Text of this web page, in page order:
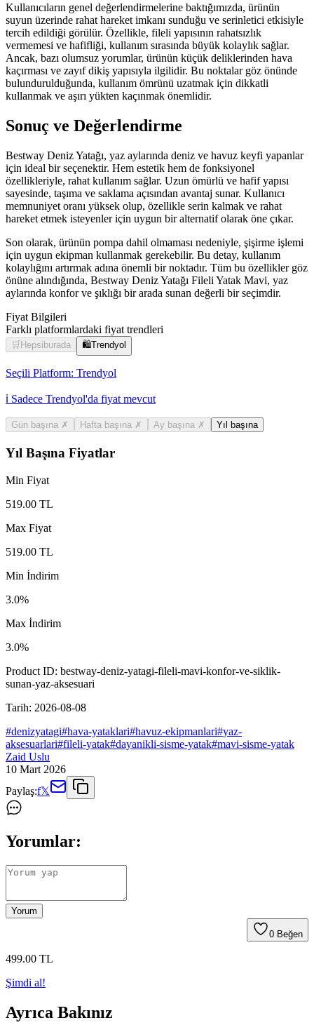
Kullanıcıların genel değerlendirmelerine baktığımızda, ürünün
suyun üzerinde rahat hareket imkanı sunduğu ve serinletici etkisiyle
tercih edildiği görülür. Özellikle, fileli yapısının rahatsızlık
vermemesi ve hafifliği, kullanım sırasında büyük kolaylık sağlar.
Ancak, bazı olumsuz yorumlar, ürünün küçük deliklerinden hava
kaçırması ve zayıf dikiş yapısıyla ilgilidir. Bu noktalar göz önünde
bulundurulduğunda, kullanım ömrünü uzatmak için dikkatli
kullanmak ve aşırı yükten kaçınmak önemlidir.
Sonuç ve Değerlendirme
Bestway Deniz Yatağı, yaz aylarında deniz ve havuz keyfi yapanlar
için ideal bir seçenektir. Hem estetik hem de fonksiyonel
özellikleriyle, rahat kullanım sağlar. Uzun ömürlü ve hafif yapısı
sayesinde, taşıma ve saklama açısından avantaj sunar. Kullanıcı
memnuniyet oranı yüksek olup, özellikle serin kalmak ve rahat
hareket etmek isteyenler için uygun bir alternatif olarak öne çıkar.
Son olarak, ürünün pompa dahil olmaması nedeniyle, şişirme işlemi
için uygun ekipman kullanmak gerekebilir. Bu detay, kullanım
kolaylığını artırmak adına önemli bir noktadır. Tüm bu özellikler göz
önüne alındığında, Bestway Deniz Yatağı Fileli Yatak Mavi, yaz
aylarında konfor ve şıklığı bir arada sunan değerli bir seçimdir.
Fiyat Bilgileri
Farklı platformlardaki fiyat trendleri
🛒 Hepsiburada 🛍️Trendyol
Seçili Platform: Trendyol
ℹ️ Sadece Trendyol'da fiyat mevcut
Gün başına ✗ Hafta başına ✗ Ay başına ✗ Yıl başına
Yıl Başına Fiyatlar
Min Fiyat
519.00 TL
Max Fiyat
519.00 TL
Min İndirim
3.0%
Max İndirim
3.0%
Product ID: bestway-deniz-yatagi-fileli-mavi-konfor-ve-siklik-
sunan-yaz-aksesuari
Tarih: 2026-08-08
#denizyatagi#hava-yataklari#havuz-ekipmanlari#yaz-
aksesuarlari#fileli-yatak#dayanikli-sisme-yatak#mavi-sisme-yatak
Zaid Uslu
10 Mart 2026
Paylaş:f𝕏
Yorumlar:
Yorum
0 Beğen
499.00 TL
Şimdi al!
Ayrıca Bakınız